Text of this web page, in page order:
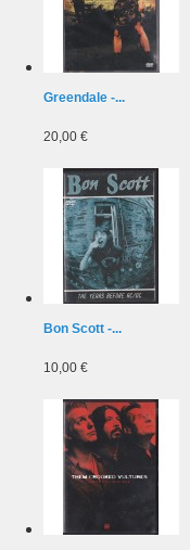
Greendale -...
20,00 €
Bon Scott -...
10,00 €